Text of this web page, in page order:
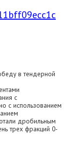
в тендерной
с
с использованием
дробильным
трех фракций 0-